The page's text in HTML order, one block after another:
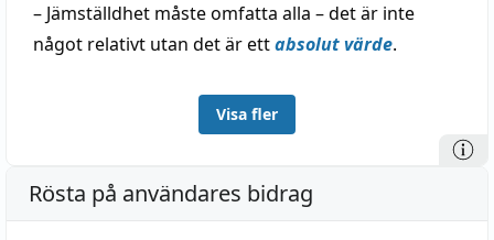
– Jämställdhet måste omfatta alla – det är inte
något relativt utan det är ettabsolut värde.
Visa fler
Rösta på användares bidrag